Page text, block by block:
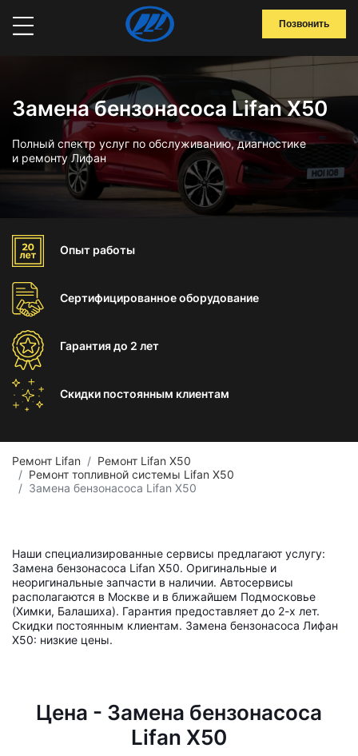
Позвонить
Замена бензонасоса Lifan X50
Полный спектр услуг по обслуживанию, диагностике
и ремонту Лифан
Опыт работы
Сертифицированноеоборудование
Гарантиядо 2 лет
Скидки постоянным клиентам
Ремонт Lifan
Ремонт Lifan X50
Ремонт топливной системы Lifan X50
Замена бензонасоса Lifan X50
Наши специализированные сервисы предлагают услугу:
Замена бензонасоса Lifan X50. Оригинальные и
неоригинальные запчасти в наличии. Автосервисы
располагаются в Москве и в ближайшем Подмосковье
(Химки, Балашиха). Гарантия предоставляет до 2-х лет.
Скидки постоянным клиентам. Замена бензонасоса Лифан
X50: низкие цены.
Цена - Замена бензонасоса
Lifan X50